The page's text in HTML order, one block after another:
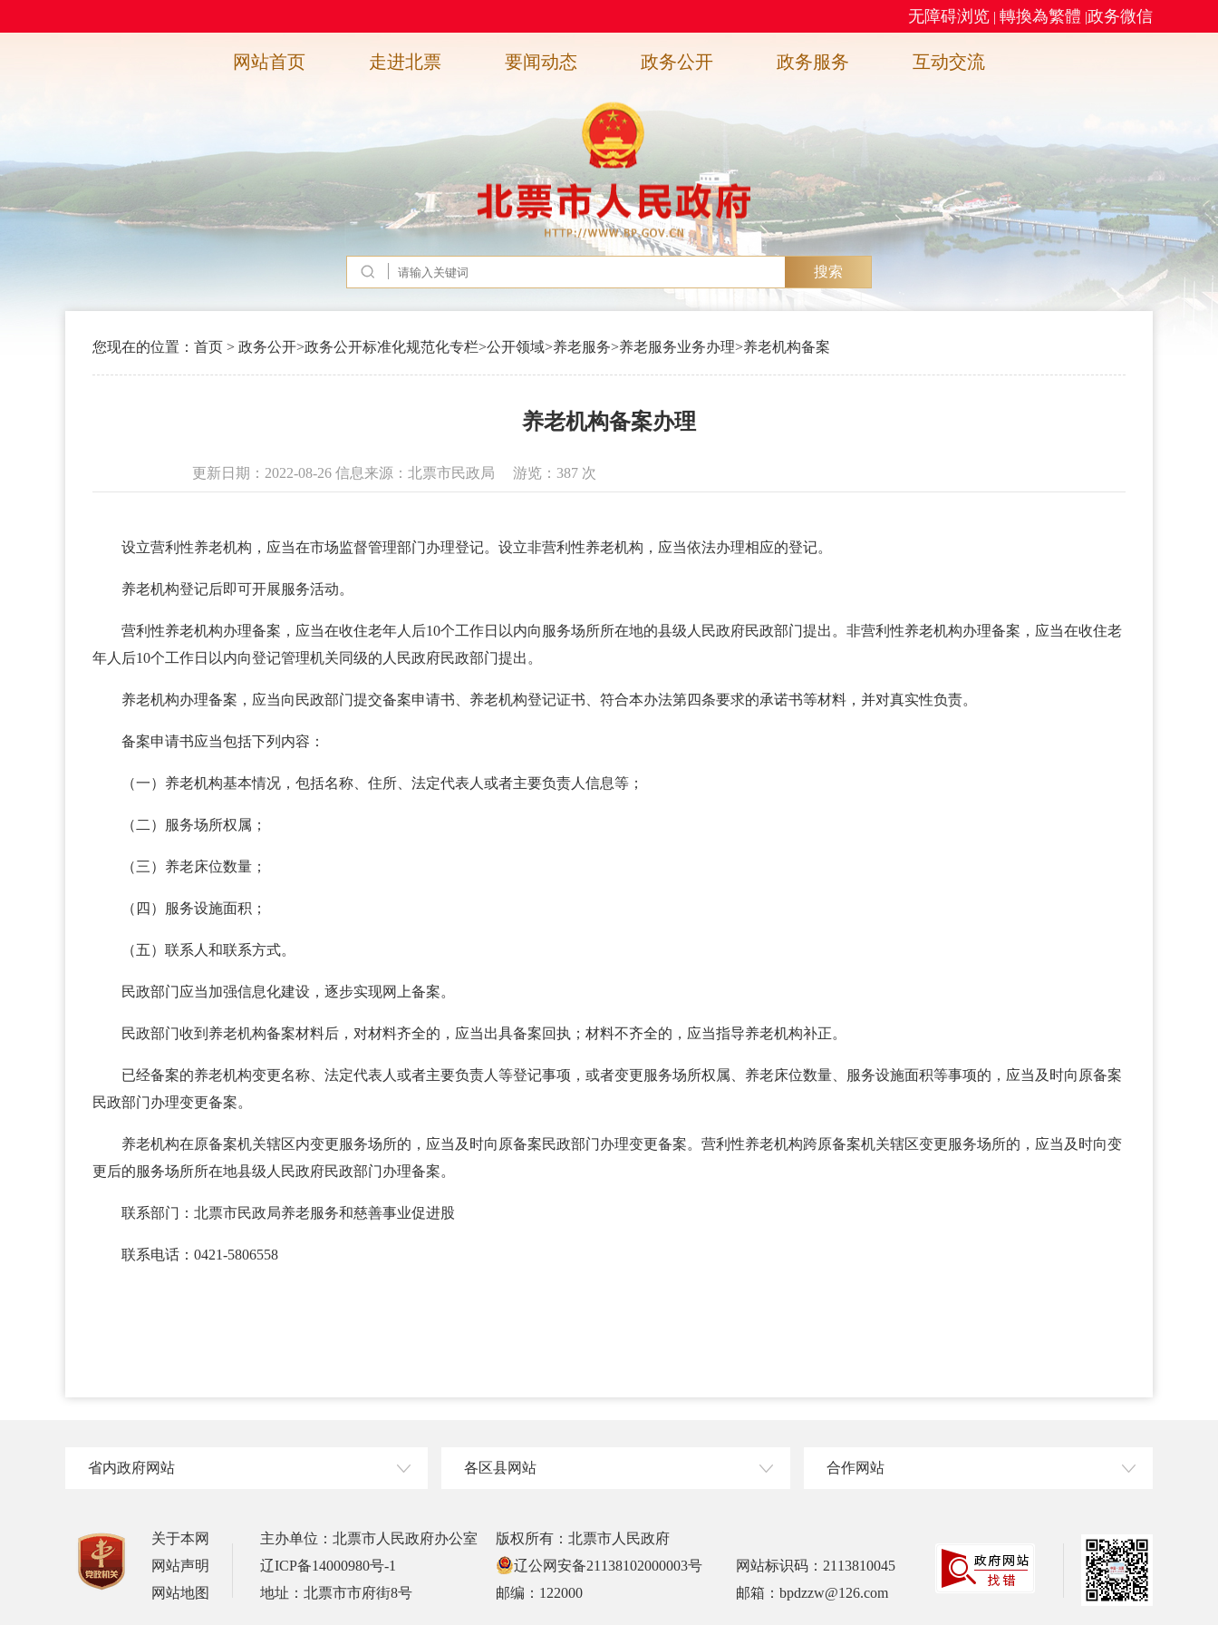
无障碍浏览 | 轉換為繁體 |政务微信
网站首页 走进北票 要闻动态 政务公开 政务服务 互动交流
搜索
您现在的位置： 首页 > 政务公开>政务公开标准化规范化专栏>公开领域>养老服务>养老服务业务办理>养老机构备案
养老机构备案办理
更新日期：2022-08-26 信息来源：北票市民政局 游览： 387 次
设立营利性养老机构，应当在市场监督管理部门办理登记。设立非营利性养老机构，应当依法办理相应的登记。
养老机构登记后即可开展服务活动。
营利性养老机构办理备案，应当在收住老年人后10个工作日以内向服务场所所在地的县级人民政府民政部门提出。非营利性养老机构办理备案，应当在收住老
年人后10个工作日以内向登记管理机关同级的人民政府民政部门提出。
养老机构办理备案，应当向民政部门提交备案申请书、养老机构登记证书、符合本办法第四条要求的承诺书等材料，并对真实性负责。
备案申请书应当包括下列内容：
（一）养老机构基本情况，包括名称、住所、法定代表人或者主要负责人信息等；
（二）服务场所权属；
（三）养老床位数量；
（四）服务设施面积；
（五）联系人和联系方式。
民政部门应当加强信息化建设，逐步实现网上备案。
民政部门收到养老机构备案材料后，对材料齐全的，应当出具备案回执；材料不齐全的，应当指导养老机构补正。
已经备案的养老机构变更名称、法定代表人或者主要负责人等登记事项，或者变更服务场所权属、养老床位数量、服务设施面积等事项的，应当及时向原备案
民政部门办理变更备案。
养老机构在原备案机关辖区内变更服务场所的，应当及时向原备案民政部门办理变更备案。营利性养老机构跨原备案机关辖区变更服务场所的，应当及时向变
更后的服务场所所在地县级人民政府民政部门办理备案。
联系部门：北票市民政局养老服务和慈善事业促进股
联系电话：0421-5806558
省内政府网站 各区县网站 合作网站
关于本网
网站声明
网站地图
主办单位：北票市人民政府办公室
辽ICP备14000980号-1
地址：北票市市府街8号
版权所有：北票市人民政府
辽公网安备21138102000003号
邮编：122000
网站标识码：2113810045
邮箱：bpdzzw@126.com